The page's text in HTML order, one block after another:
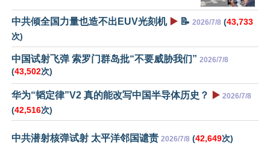
中共倾全国力量也造不出EUV光刻机 ▶️ 📝 2026/7/8 (43,733
次)
中国试射飞弹 索罗门群岛批“不要威胁我们” 2026/7/8
(43,502次)
华为“韬定律”V2 真的能改写中国半导体历史？ ▶️ 2026/7/8
(42,516次)
中共潜射核弹试射 太平洋邻国谴责 2026/7/8 (42,649次)